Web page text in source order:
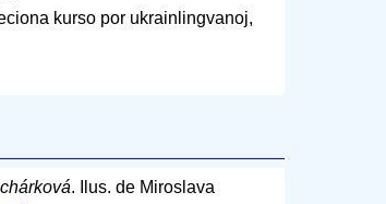
kurso por ukrainlingvanoj,
. Ilus. de Miroslava